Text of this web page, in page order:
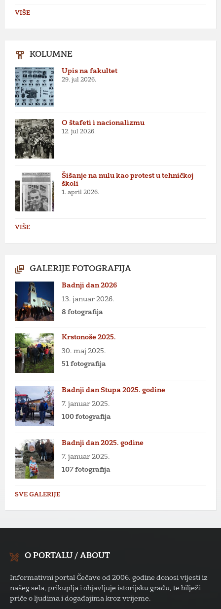
VIŠE
KOLUMNE
Upis na fakultet
29. jul 2026.
O štafeti i nacionalizmu
12. jul 2026.
Šišanje na nulu kao protest u tehničkoj
školi
1. april 2026.
VIŠE
GALERIJE FOTOGRAFIJA
Badnji dan 2026
13. januar 2026.
8 fotografija
Krstonoše 2025.
30. maj 2025.
51 fotografija
Badnji dan Stupa 2025. godine
7. januar 2025.
100 fotografija
Badnji dan 2025. godine
7. januar 2025.
107 fotografija
SVE GALERIJE
O PORTALU / ABOUT
Informativni portal Čečave od 2006. godine donosi vijesti iz
našeg sela, prikuplja i objavljuje istorijsku građu, te bilježi
priče o ljudima i događajima kroz vrijeme.